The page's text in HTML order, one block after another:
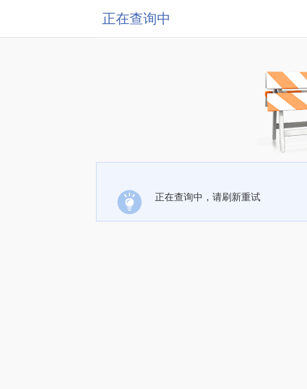
正在查询中
正在查询中，请刷新重试